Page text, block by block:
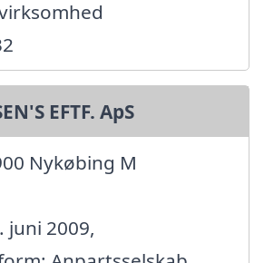
EFTF. ApS
Nykøbing M
juni 2009,